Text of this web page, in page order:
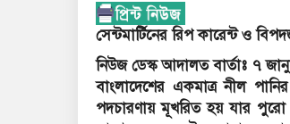
সেন্টমার্টিনের রিপ কারেন্ট ও
নিউজ ডেস্ক আদালত বার্তাঃ ৭
বাংলাদেশের একমাত্র নীল
পদচারণায় মূখরিত হয় যার পুরো